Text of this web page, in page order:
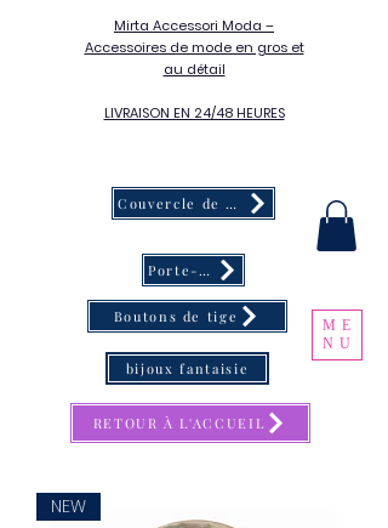
Mirta Accessori Moda –
Accessoires de mode en gros et
au détail
LIVRAISON EN 24/48 HEURES
ME
NU
Couvercle de bouton
Porte-clés
Boutons de tige
RETOUR À L'ACCUEIL
bijoux fantaisie
NEW